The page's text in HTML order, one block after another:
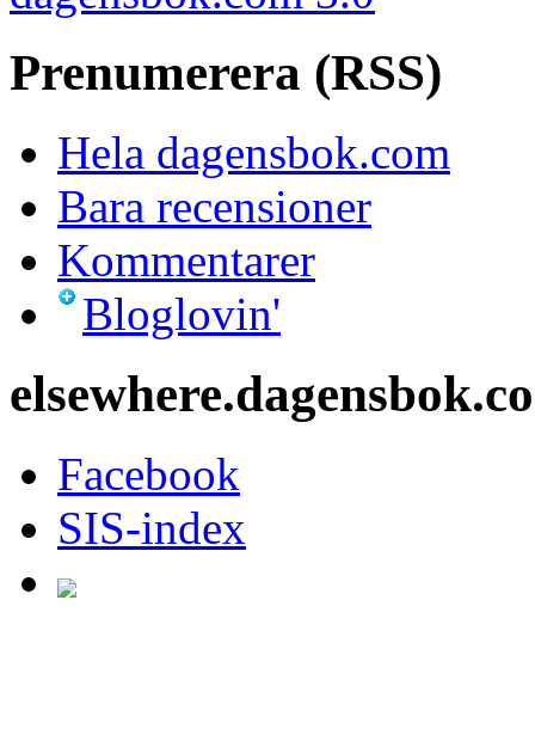
Prenumerera (RSS)
Hela dagensbok.com
Bara recensioner
Kommentarer
Bloglovin'
Facebook
SIS-index